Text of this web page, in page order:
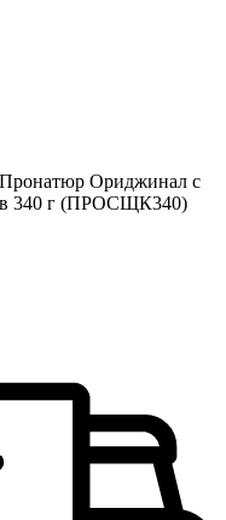
Пронатюр Ориджинал с
340 г (ПРОСЩК340)